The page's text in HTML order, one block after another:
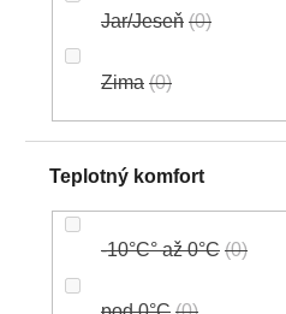
Jar/Jeseň 0
Zima 0
Teplotný komfort
-10°C° až 0°C 0